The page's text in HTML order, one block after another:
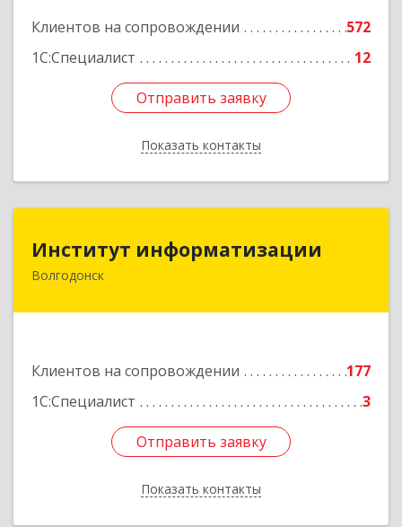
Клиентов на сопровождении
572
1С:Специалист
12
Отправить заявку
Показать контакты
Отправить заявку
Назад
Институт информатизации
Волгодонск
Клиентов на сопровождении
177
1С:Специалист
3
Отправить заявку
Показать контакты
Институт информатизации
347383, Ростовская обл, Волгодонск г, Маршала
Отправить заявку
Назад